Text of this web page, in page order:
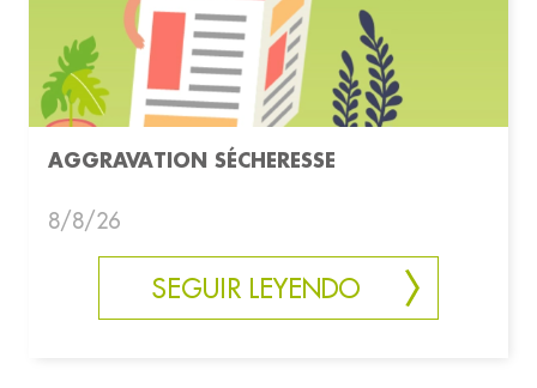
AGGRAVATION SÉCHERESSE
8/8/26
SEGUIR LEYENDO